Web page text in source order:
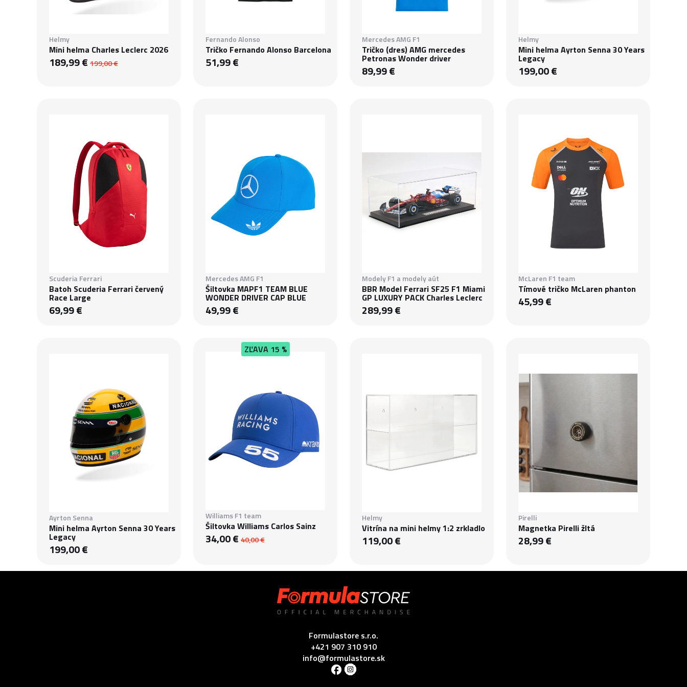
Helmy
Mini helma Charles Leclerc 2026
189,99 € 199,00 €
Fernando Alonso
Tričko Fernando Alonso Barcelona
51,99 €
Mercedes AMG F1
Tričko (dres) AMG mercedes
Petronas Wonder driver
89,99 €
Helmy
Mini helma Ayrton Senna 30 Years
Legacy
199,00 €
Scuderia Ferrari
Batoh Scuderia Ferrari červený
Race Large
69,99 €
Mercedes AMG F1
Šiltovka MAPF1 TEAM BLUE
WONDER DRIVER CAP BLUE
49,99 €
Modely F1 a modely aút
BBR Model Ferrari SF25 F1 Miami
GP LUXURY PACK Charles Leclerc
289,99 €
McLaren F1 team
Tímové tričko McLaren phanton
45,99 €
Ayrton Senna
Mini helma Ayrton Senna 30 Years
Legacy
199,00 €
ZĽAVA15 %
Williams F1 team
Šiltovka Williams Carlos Sainz
34,00 € 40,00 €
Helmy
Vitrína na mini helmy 1:2 zrkladlo
119,00 €
Pirelli
Magnetka Pirelli žltá
28,99 €
Formulastore s.r.o.
+421 907 310 910
info@formulastore.sk